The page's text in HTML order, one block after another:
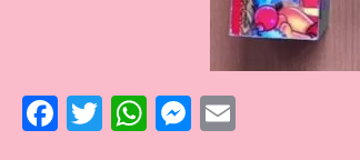
Facebook
Twitter
WhatsApp
Messenger